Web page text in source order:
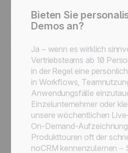
Bieten Sie
Demos an?
Ja – wenn es wirklich
Vertriebsteams ab 10
in der Regel eine
in Workflows,
Anwendungsfälle
Einzelunternehmer oder
unsere wöchentlichen
On-Demand-
Produkttouren oft der
noCRM kennenzulernen –